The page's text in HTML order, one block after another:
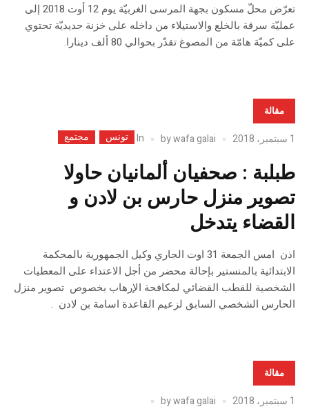
تعرّض محلّ مسكون بجهة المرسى الغربيّة يوم 12 أوت 2018 إلى
عمليّة سرقة بالخلع والاستيلاء من داخله على خزنة حديديّة تحتوي
على كميّة هامّة من المصوغ تقدّر بحوالي 80 ألف دينارا.
مقالة
1 سبتمبر، 2018 bywafa galai
In تونس مجتمع
طبلبة : صحفيان ألمانيان حاولا
تصوير منزل حارس بن لادن و
القضاء يتدخل
اذن امس الجمعة 31 اوت الجاري وكيل الجمهورية بالمحكمة
الابتدائية بالمنستير بإحالة محضر من أجل الاعتداء على المعطيات
الشخصية للقطب القضائي لمكافحة الإرهاب بخصوص تصوير منزل
الحارس الشخصي السابق لزعيم القاعدة اسامة بن لادن .
مقالة
1 سبتمبر، 2018 bywafa galai